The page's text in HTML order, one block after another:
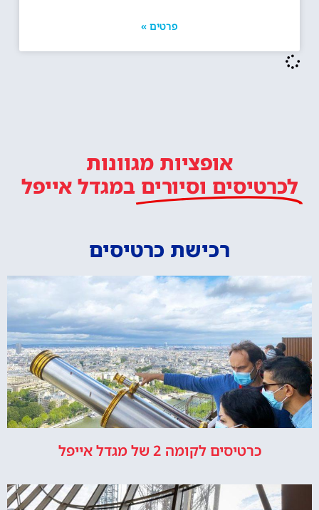
פרטים »
אופציות מגוונות
לכרטיסים וסיורים במגדל אייפל
רכישת כרטיסים
כרטיסים לקומה 2 של מגדל אייפל